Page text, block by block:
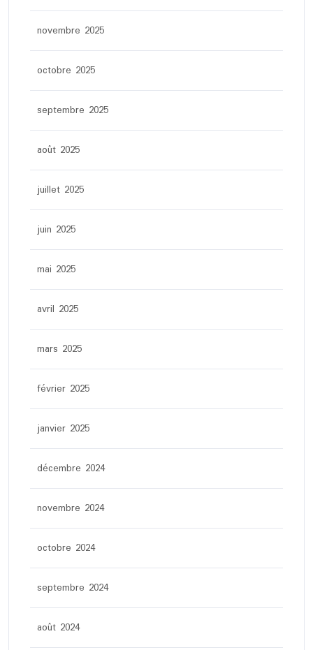
novembre 2025
octobre 2025
septembre 2025
août 2025
juillet 2025
juin 2025
mai 2025
avril 2025
mars 2025
février 2025
janvier 2025
décembre 2024
novembre 2024
octobre 2024
septembre 2024
août 2024